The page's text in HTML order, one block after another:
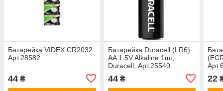
Батарейка VIDEX CR2032
Арт.28582
44 ₴
Батарейка Duracell (LR6)
AA 1.5V Alkaline 1шт,
Duracell, Арт.25540
44₴ 22